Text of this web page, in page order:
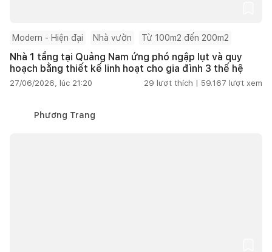
Modern - Hiện đại Nhà vườn Từ 100m2 đến 200m2
Nhà 1 tầng tại Quảng Nam ứng phó ngập lụt và quy
hoạch bằng thiết kế linh hoạt cho gia đình 3 thế hệ
27/06/2026, lúc 21:20 29 lượt thích | 59.167 lượt xem
Phương Trang